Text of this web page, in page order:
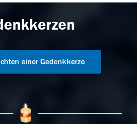
einer Gedenkkerze